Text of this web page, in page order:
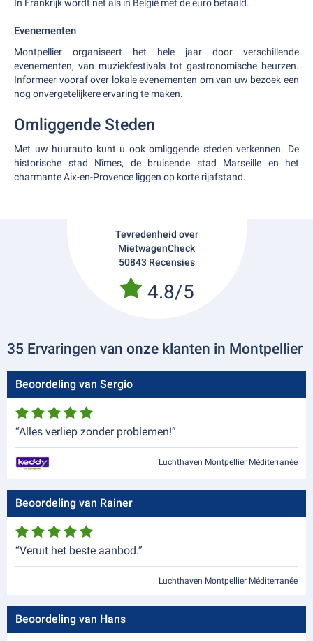
In Frankrijk wordt net als in België met de euro betaald.
Evenementen
Montpellier organiseert het hele jaar door verschillende
evenementen, van muziekfestivals tot gastronomische beurzen.
Informeer vooraf over lokale evenementen om van uw bezoek een
nog onvergetelijkere ervaring te maken.
Omliggende Steden
Met uw huurauto kunt u ook omliggende steden verkennen. De
historische stad Nîmes, de bruisende stad Marseille en het
charmante Aix-en-Provence liggen op korte rijafstand.
Tevredenheid over
MietwagenCheck
50843 Recensies
4.8/5
35 Ervaringen van onze klanten in Montpellier
Beoordeling van Sergio
“Alles verliep zonder problemen!”
Luchthaven Montpellier Méditerranée
Beoordeling van Rainer
“Veruit het beste aanbod.”
Luchthaven Montpellier Méditerranée
Beoordeling van Hans